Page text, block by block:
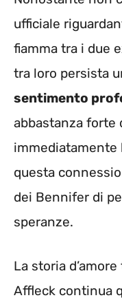
ufficiale
fiamma tra i due
tra loro persista
sentimento
abbastanza forte
immediatamente
questa
dei Bennifer di
speranze.
La storia
Affleck continua